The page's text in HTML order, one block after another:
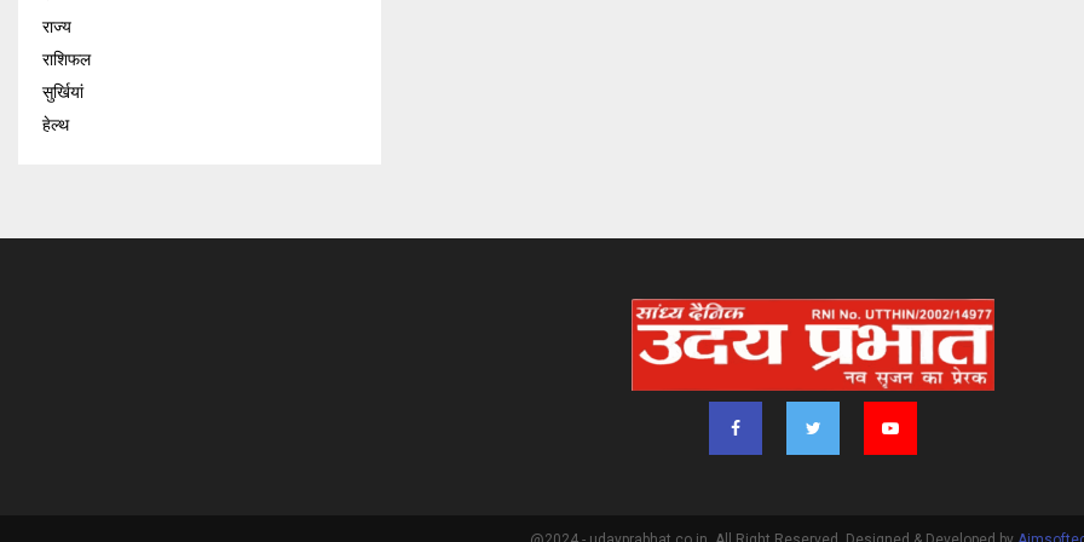
राज्य
राशिफल
सुर्खियां
हेल्थ